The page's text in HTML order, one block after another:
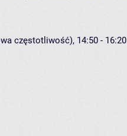
częstotliwość), 14:50 - 16:20